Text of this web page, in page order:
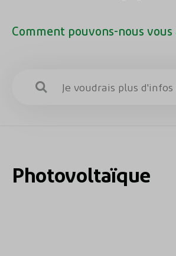
Comment pouvons-nous vous
Photovoltaïque